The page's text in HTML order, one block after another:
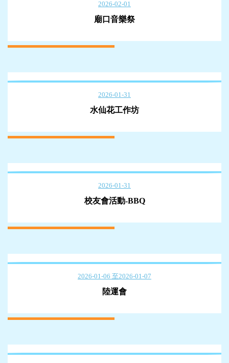
2026-02-01
廟口音樂祭
2026-01-31
水仙花工作坊
2026-01-31
校友會活動-BBQ
2026-01-06 至2026-01-07
陸運會